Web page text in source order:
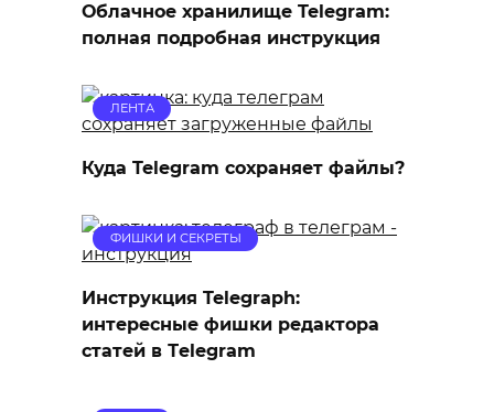
Облачное хранилище Telegram:
полная подробная инструкция
ЛЕНТА
Куда Telegram сохраняет файлы?
ФИШКИ И СЕКРЕТЫ
Инструкция Telegraph:
интересные фишки редактора
статей в Тelegram